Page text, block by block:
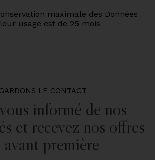
maximale des Données
usage est de 25 mois
LE CONTACT
informé de nos
et recevez nos offres
avant première